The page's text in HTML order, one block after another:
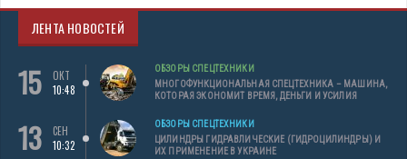
ЛЕНТА НОВОСТЕЙ
15
ОКТ
10:48
ОБЗОРЫ СПЕЦТЕХНИКИ
МНОГОФУНКЦИОНАЛЬНАЯ СПЕЦТЕХНИКА – МАШИНА,
КОТОРАЯ ЭКОНОМИТ ВРЕМЯ, ДЕНЬГИ И УСИЛИЯ
13
СЕН
10:32
ОБЗОРЫ СПЕЦТЕХНИКИ
ЦИЛИНДРЫ ГИДРАВЛИЧЕСКИЕ (ГИДРОЦИЛИНДРЫ) И
ИХ ПРИМЕНЕНИЕ В УКРАИНЕ